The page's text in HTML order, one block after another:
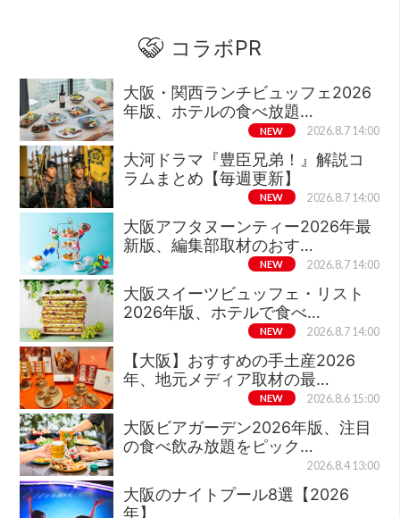
コラボPR
大阪・関西ランチビュッフェ2026
年版、ホテルの食べ放題…
NEW 2026.8.7 14:00
大河ドラマ『豊臣兄弟！』解説コ
ラムまとめ【毎週更新】
NEW 2026.8.7 14:00
大阪アフタヌーンティー2026年最
新版、編集部取材のおす…
NEW 2026.8.7 14:00
大阪スイーツビュッフェ・リスト
2026年版、ホテルで食べ…
NEW 2026.8.7 14:00
【大阪】おすすめの手土産2026
年、地元メディア取材の最…
NEW 2026.8.6 15:00
大阪ビアガーデン2026年版、注目
の食べ飲み放題をピック…
2026.8.4 13:00
大阪のナイトプール8選【2026
年】